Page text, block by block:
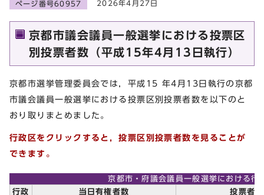
ページ番号60957 2026年4月27日
京都市議会議員一般選挙における投票区
別投票者数（平成15年4月13日執行）
京都市選挙管理委員会では，平成15 年4月13日執行の京都
市議会議員一般選挙における投票区別投票者数を以下のと
おり取りまとめました。
行政区をクリックすると，投票区別投票者数を見ることが
できます。
京都市・府議会議員一般選挙における行
行政
当日有権者数
投票者数